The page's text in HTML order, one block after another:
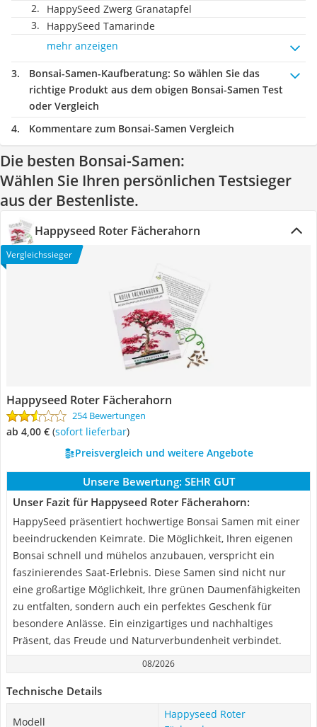
HappySeed Zwerg Granatapfel
HappySeed Tamarinde
mehr anzeigen
Bonsai-Samen-Kaufberatung: So wählen Sie das
richtige Produkt aus dem obigen Bonsai-Samen Test
oder Vergleich
Kommentare zum Bonsai-Samen Vergleich
Die besten Bonsai-Samen:
Wählen Sie Ihren persönlichen Testsieger
aus der Bestenliste.
Happyseed Roter Fächerahorn
Vergleichssieger
Happyseed Roter Fächerahorn
254 Bewertungen
ab 4,00 € ( Sofort lieferbar)
Preisvergleich und weitere Angebote
Unsere Bewertung: SEHR GUT
Unser Fazit für Happyseed Roter Fächerahorn:
HappySeed präsentiert hochwertige Bonsai Samen mit einer
beeindruckenden Keimrate. Die Möglichkeit, Ihren eigenen
Bonsai schnell und mühelos anzubauen, verspricht ein
faszinierendes Saat-Erlebnis. Diese Samen sind nicht nur
eine großartige Möglichkeit, Ihre grünen Daumenfähigkeiten
zu entfalten, sondern auch ein perfektes Geschenk für
besondere Anlässe. Ein einzigartiges und nachhaltiges
Präsent, das Freude und Naturverbundenheit verbindet.
08/2026
Technische Details
Modell
Happyseed Roter